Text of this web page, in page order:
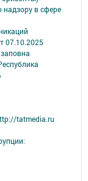
в сфере
07.10.2025
tatmedia.ru